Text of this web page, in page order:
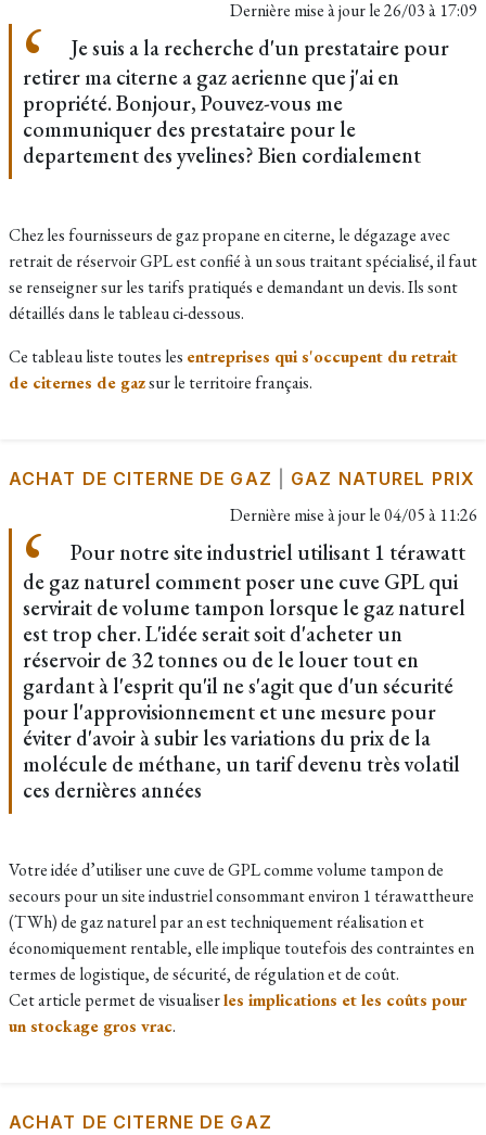
Dernière mise à jour le26/03 à 17:09
Je suis a la recherche d'un prestataire pour
retirer ma citerne a gaz aerienne que j'ai en
propriété. Bonjour, Pouvez-vous me
communiquer des prestataire pour le
departement des yvelines? Bien cordialement
Chez les fournisseurs de gaz propane en citerne, le dégazage avec
retrait de réservoir GPL est confié à un sous traitant spécialisé, il faut
se renseigner sur les tarifs pratiqués e demandant un devis. Ils sont
détaillés dans le tableau ci-dessous.
Ce tableau liste toutes les entreprises qui s'occupent du retrait
de citernes de gazsur le territoire français.
ACHAT DE CITERNE DE GAZ GAZ NATUREL PRIX
Dernière mise à jour le04/05 à 11:26
Pour notre site industriel utilisant 1 térawatt
de gaz naturel comment poser une cuve GPL qui
servirait de volume tampon lorsque le gaz naturel
est trop cher. L'idée serait soit d'acheter un
réservoir de 32 tonnes ou de le louer tout en
gardant à l'esprit qu'il ne s'agit que d'un sécurité
pour l'approvisionnement et une mesure pour
éviter d'avoir à subir les variations du prix de la
molécule de méthane, un tarif devenu très volatil
ces dernières années
Votre idée d’utiliser une cuve de GPL comme volume tampon de
secours pour un site industriel consommant environ 1 térawattheure
(TWh) de gaz naturel par an est techniquement réalisation et
économiquement rentable, elle implique toutefois des contraintes en
termes de logistique, de sécurité, de régulation et de coût.
Cet article permet de visualiserles implications et les coûts pour
un stockage gros vrac.
ACHAT DE CITERNE DE GAZ